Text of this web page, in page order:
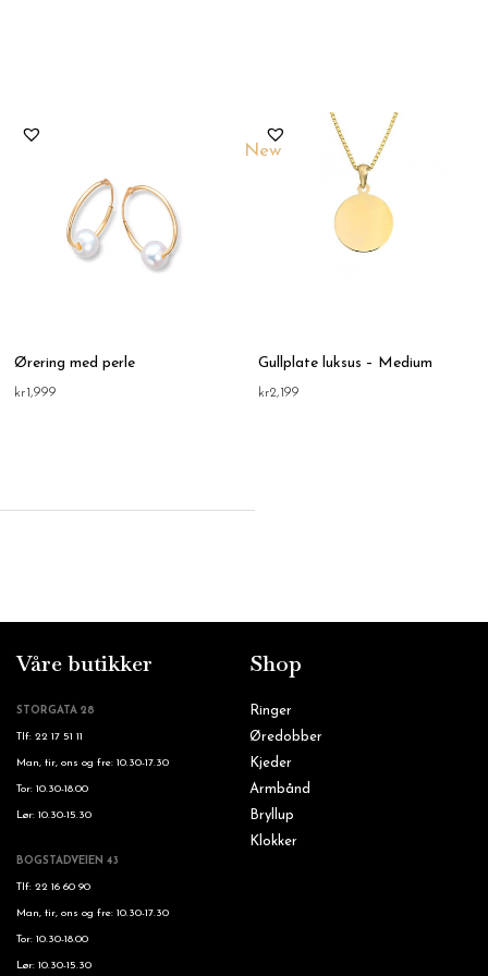
Ørering med perle
kr1,999
New
Gullplate luksus – Medium
kr2,199
Våre butikker
STORGATA 28
Tlf: 22 17 51 11
Man, tir, ons og fre: 10.30-17.30
Tor: 10.30-18.00
Lør: 10.30-15.30
BOGSTADVEIEN 43
Tlf: 22 16 60 90
Man, tir, ons og fre: 10.30-17.30
Tor: 10.30-18.00
Lør: 10.30-15.30
Shop
Ringer
Øredobber
Kjeder
Armbånd
Bryllup
Klokker